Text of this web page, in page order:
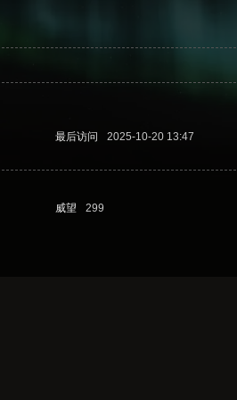
最后访问 2025-10-20 13:47
威望 299